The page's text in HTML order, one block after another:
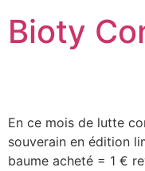
Bioty
En ce mois de lutte
souverain en édition
baume acheté = 1 €